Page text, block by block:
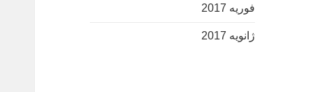
فوریه 2017
ژانویه 2017